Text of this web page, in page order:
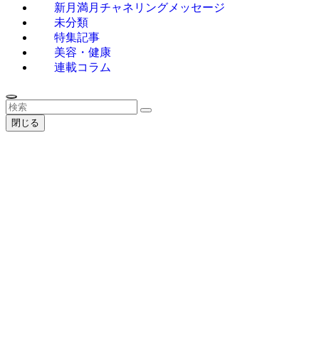
新月満月チャネリングメッセージ
未分類
特集記事
美容・健康
連載コラム
閉じる